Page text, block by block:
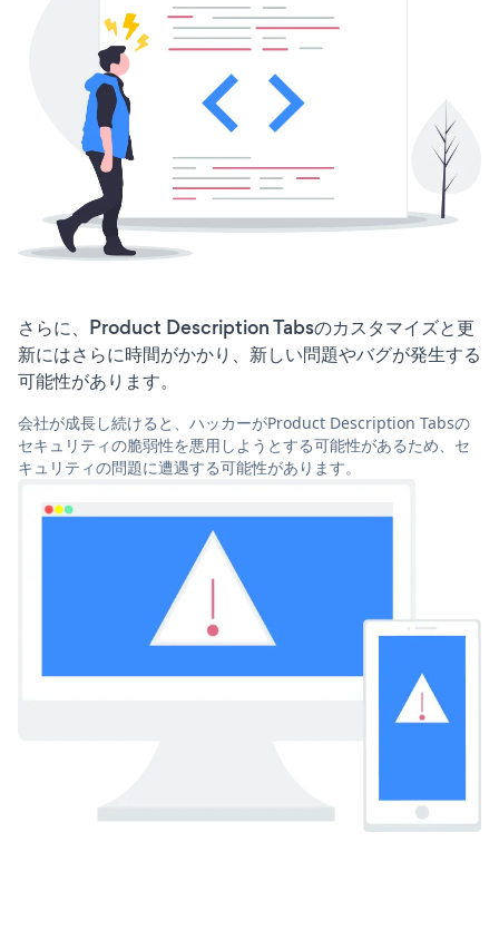
さらに、Product Description Tabsのカスタマイズと更
新にはさらに時間がかかり、新しい問題やバグが発生する
可能性があります。
会社が成長し続けると、ハッカーがProduct Description Tabsの
セキュリティの脆弱性を悪用しようとする可能性があるため、セ
キュリティの問題に遭遇する可能性があります。